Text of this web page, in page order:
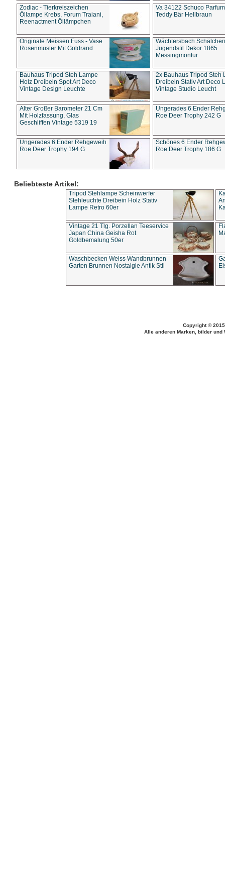
Zodiac - Tierkreiszeichen
Öllampe Krebs, Forum Traiani,
Reenactment Öllämpchen
Va 34122 Schuco
Teddy Bär Hellbraun
Originale Meissen Fuss - Vase
Rosenmuster Mit Goldrand
Wächtersbach Schälchen
Jugendstil Dekor 1865
Messingmontur
Bauhaus Tripod Steh Lampe
Holz Dreibein Spot Art Deco
Vintage Design Leuchte
2x Bauhaus Tripod Steh
Dreibein Stativ Art Deco
Vintage Studio Leucht
Alter Großer Barometer 21 Cm
Mit Holzfassung, Glas
Geschliffen Vintage 5319 19
Ungerades 6 Ender
Roe Deer Trophy 242 G
Ungerades 6 Ender Rehgeweih
Roe Deer Trophy 194 G
Schönes 6 Ender
Roe Deer Trophy 186 G
Beliebteste Artikel:
Tripod Stehlampe Scheinwerfer
Stehleuchte Dreibein Holz Stativ
Lampe Retro 60er
Vintage 21 Tlg. Porzellan Teeservice
Japan China Geisha Rot
Goldbemalung 50er
Waschbecken Weiss Wandbrunnen
Garten Brunnen Nostalgie Antik Stil
Copyright ©
Alle anderen Marken, bilder und